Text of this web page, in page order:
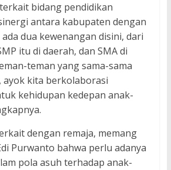
bidang pendidikan
antara kabupaten dengan
dua kewenangan disini, dari
itu di daerah, dan SMA di
teman yang sama-sama
ayok kita berkolaborasi
kehidupan kedepan anak-
dengan remaja, memang
Purwanto bahwa perlu adanya
pola asuh terhadap anak-